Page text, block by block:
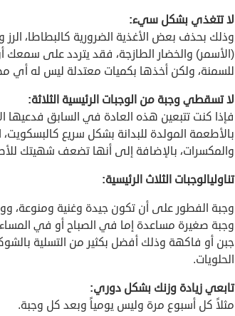
لا تتغذي بشكل سيء:
وذلك بحذف بعض الأغذية الضرورية كالبطاطا، الرز
(الأسمر) والخضار الطازجة، فقد يتردد على سمعك
للسمنة، ولكن أخذها بكميات معتدلة ليس له أي
لا تسقطي وجبة من الوجبات الرئيسية الثلاثة:
فإذا كنت تتبعين هذه العادة في السابق فدعيها
بالأطعمة المولدة للبدانة بشكل سريع كالبسكويت،
والمكسرات، بالإضافة إلى أنها تضعف شهيتك
تناوليالوجبات الثلاث الرئيسية:
وجبة الفطور على أن تكون جيدة وغنية ومنوعة،
وجبة صغيرة مساعدة إما في الصباح أو في
جبن أو فاكهة وذلك أفضل بكثير من التسلية
الحلويات.
تابعي زيادة وزنك بشكل دوري:
مثلاً كل أسبوع مرة وليس يومياً وبعد كل وجبة.